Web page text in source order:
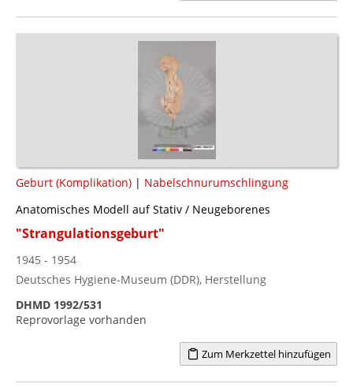
Geburt (Komplikation) | Nabelschnurumschlingung
Anatomisches Modell auf Stativ / Neugeborenes
"Strangulationsgeburt"
1945 - 1954
Deutsches Hygiene-Museum (DDR), Herstellung
DHMD 1992/531
Reprovorlage vorhanden
Zum Merkzettel hinzufügen